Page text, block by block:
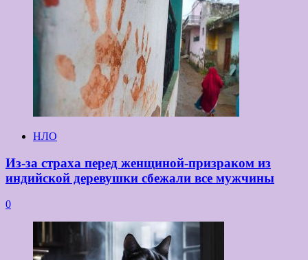
НЛО
Из-за страха перед женщиной-призраком из
индийской деревушки сбежали все мужчины
0